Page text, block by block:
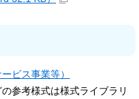
ビス事業等）
参考様式は様式ライブラリ